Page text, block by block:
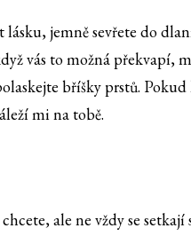
jemně sevřete do
vás to možná překvapí,
bříšky prstů.
mi na tobě.
ale ne vždy se